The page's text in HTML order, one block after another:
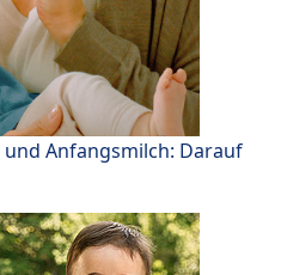
Anfangsmilch: Darauf